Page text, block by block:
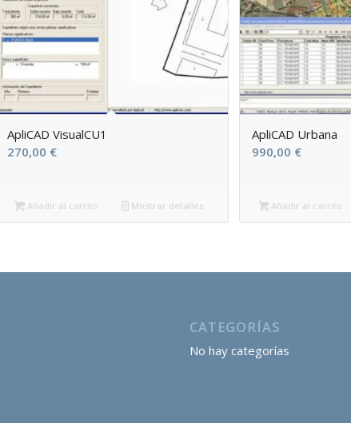
ApliCAD VisualCU1
270,00 €
Añadir al carrito Mostrar detalles
ApliCAD Urbana
990,00 €
Añadir al carrito
CATEGORÍAS
No hay categorías